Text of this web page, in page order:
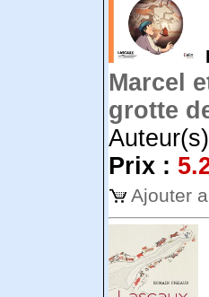
Marcel
grotte
Prix :
Ajouter